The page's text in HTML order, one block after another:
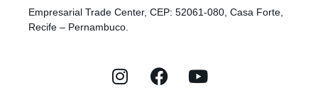
Empresarial Trade Center, CEP: 52061-080, Casa Forte,
Recife – Pernambuco.